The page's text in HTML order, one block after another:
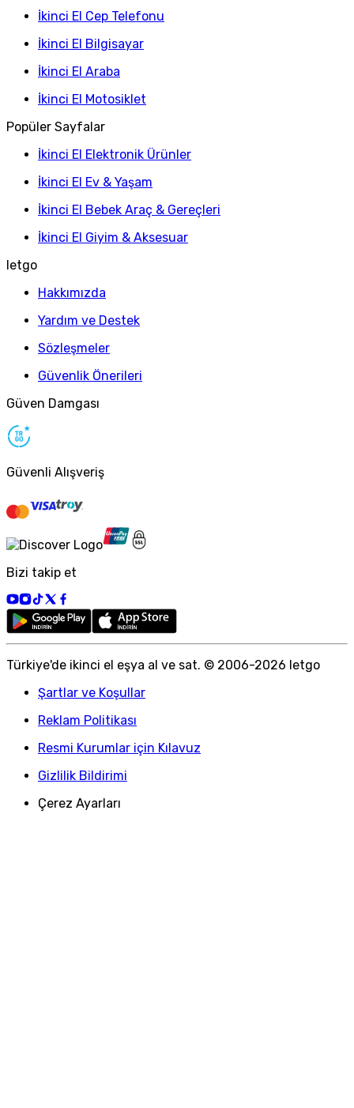
İkinci El Cep Telefonu
İkinci El Bilgisayar
İkinci El Araba
İkinci El Motosiklet
Popüler Sayfalar
İkinci El Elektronik Ürünler
İkinci El Ev & Yaşam
İkinci El Bebek Araç & Gereçleri
İkinci El Giyim & Aksesuar
letgo
Hakkımızda
Yardım ve Destek
Sözleşmeler
Güvenlik Önerileri
Güven Damgası
Güvenli Alışveriş
Bizi takip et
Türkiye'de ikinci el eşya al ve sat. © 2006-2026 letgo
Şartlar ve Koşullar
Reklam Politikası
Resmi Kurumlar için Kılavuz
Gizlilik Bildirimi
Çerez Ayarları